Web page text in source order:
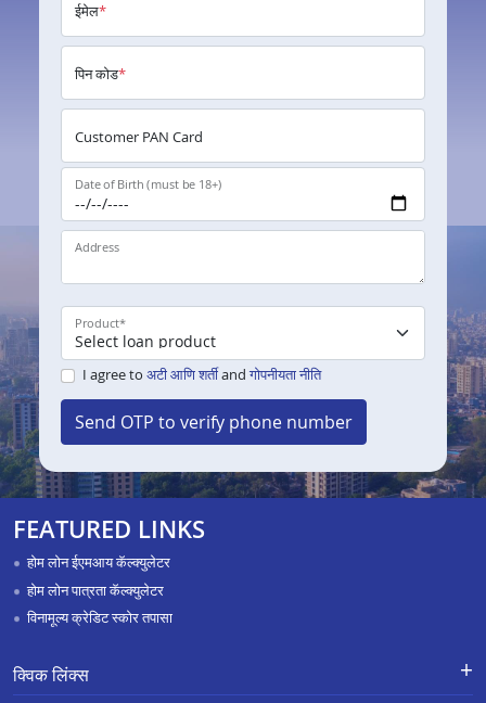
ईमेल*
पिन कोड*
Customer PAN Card
Date of Birth (must be 18+)
Address
Product*
I agree to अटी आणि शर्तीand गोपनीयता नीति
Send OTP to verify phone number
FEATURED LINKS
होम लोन ईएमआय कॅल्क्युलेटर
होम लोन पात्रता कॅल्क्युलेटर
विनामूल्य क्रेडिट स्कोर तपासा
क्विक लिंक्स